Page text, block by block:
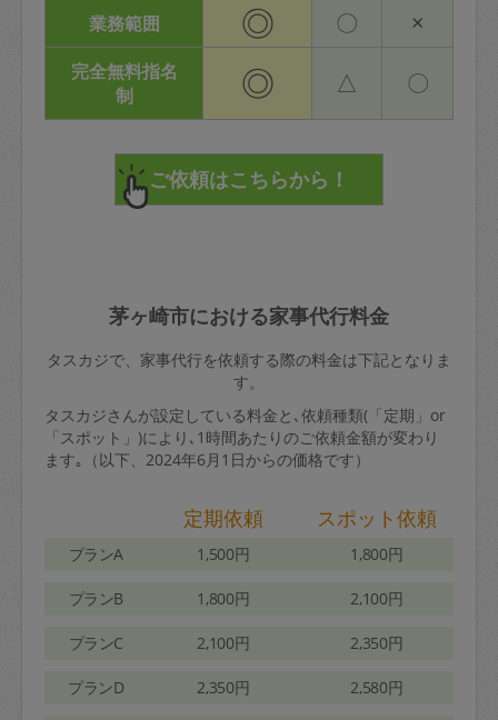
業務範囲 ◎ 〇 ×
完全無料指名
制
◎ △ 〇
茅ヶ崎市における家事代行料金
タスカジで、家事代行を依頼する際の料金は下記となりま
す。
タスカジさんが設定している料金と､依頼種類(「定期」or
「スポット」)により､1時間あたりのご依頼金額が変わり
ます｡（以下、2024年6月1日からの価格です）
定期依頼 スポット依頼
プランA 1,500円 1,800円
プランB 1,800円 2,100円
プランC 2,100円 2,350円
プランD 2,350円 2,580円